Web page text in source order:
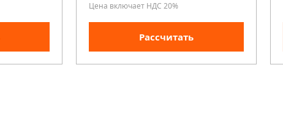
Цена включает НДС 20%
Рассчитать